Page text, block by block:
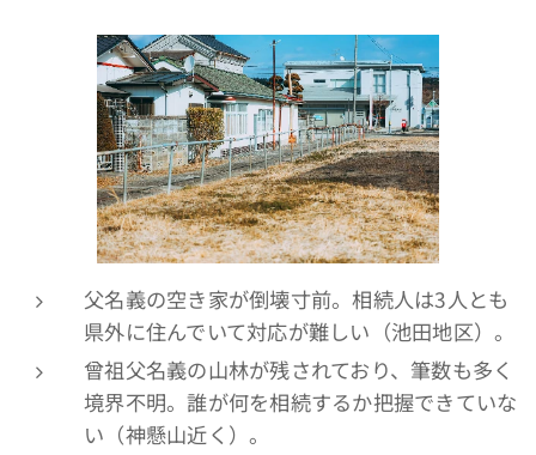
父名義の空き家が倒壊寸前。相続人は3人とも
県外に住んでいて対応が難しい（池田地区）。
曾祖父名義の山林が残されており、筆数も多く
境界不明。誰が何を相続するか把握できていな
い（神懸山近く）。